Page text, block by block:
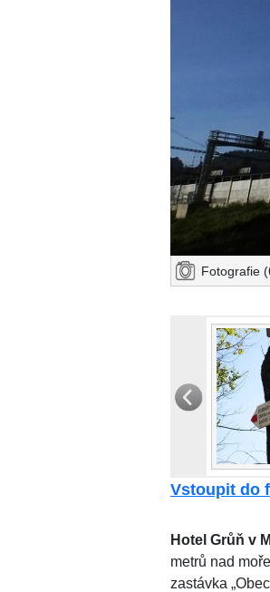
Fotografie
Vstoupit do
Hotel Grůň v
metrů nad
zastávka